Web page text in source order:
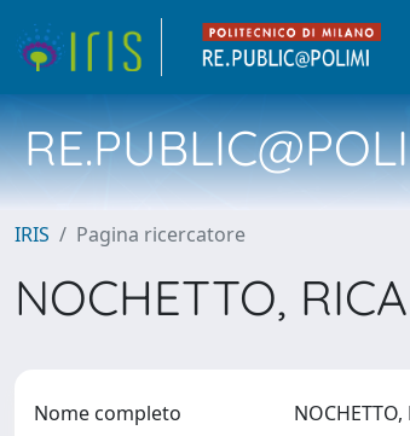
IRIS Pagina ricercatore
NOCHETTO,
Nome completo